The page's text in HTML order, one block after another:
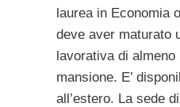
laurea in Economia
deve aver maturato
lavorativa di
mansione. E’
all’estero. La sede